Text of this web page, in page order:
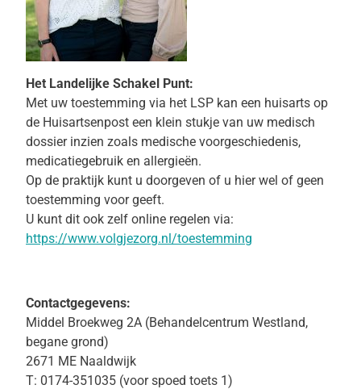
Het Landelijke Schakel Punt:
Met uw toestemming via het LSP kan een huisarts op
de Huisartsenpost een klein stukje van uw medisch
dossier inzien zoals medische voorgeschiedenis,
medicatiegebruik en allergieën.
Op de praktijk kunt u doorgeven of u hier wel of geen
toestemming voor geeft.
U kunt dit ook zelf online regelen via:
https://www.volgjezorg.nl/toestemming
Contactgegevens:
Middel Broekweg 2A (Behandelcentrum Westland,
begane grond)
2671 ME Naaldwijk
T: 0174-351035 (voor spoed toets 1)